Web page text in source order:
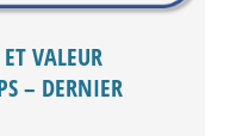
VALEUR
– DERNIER